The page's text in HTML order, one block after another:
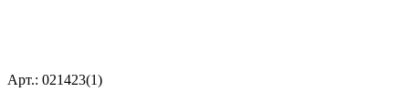
Арт.: 021423(1)